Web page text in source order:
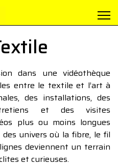
dans une vidéothèque
entre le textile et l’art à
des installations, des
et des visites
plus ou moins longues
univers où la fibre, le fil
deviennent un terrain
et curieuses.